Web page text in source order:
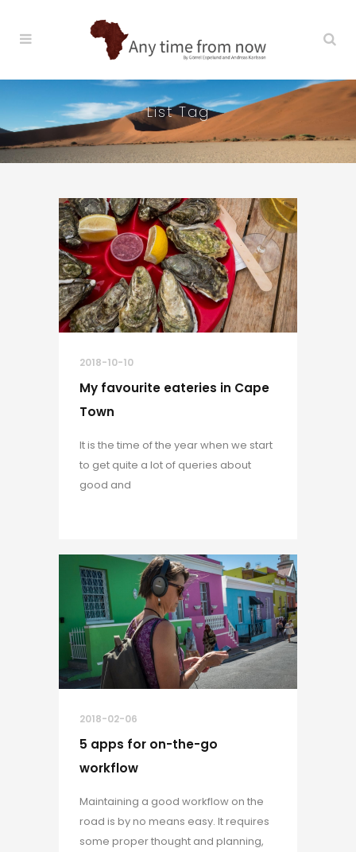
List Tag
2018-10-10
My favourite eateries in Cape
Town
It is the time of the year when we start
to get quite a lot of queries about
good and
2018-02-06
5 apps for on-the-go
workflow
Maintaining a good workflow on the
road is by no means easy. It requires
some proper thought and planning,